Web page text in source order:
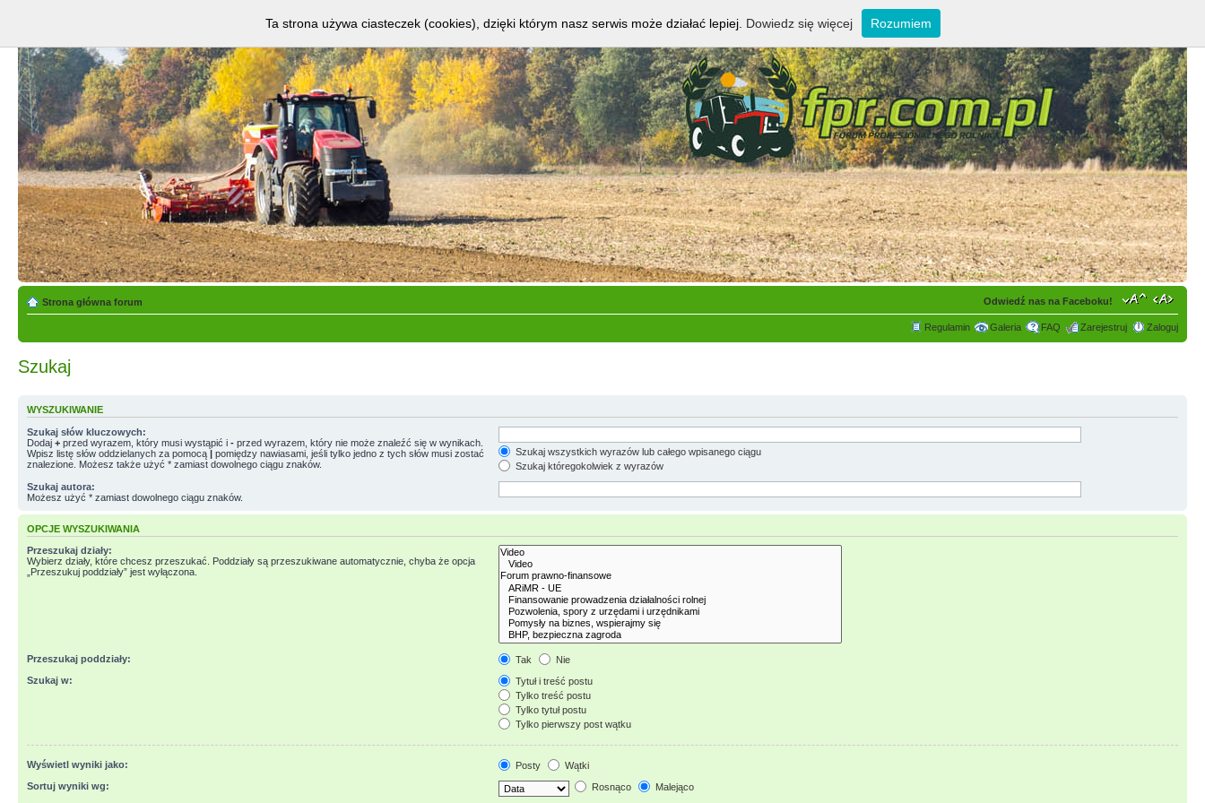
Strona główna forum Odwiedź nas na Faceboku!
Regulamin Galeria FAQ Zarejestruj Zaloguj
Szukaj
WYSZUKIWANIE
Szukaj słów kluczowych:
Dodaj + przed wyrazem, który musi wystąpić i - przed wyrazem, który nie może znaleźć się w wynikach.
Wpisz listę słów oddzielanych za pomocą | pomiędzy nawiasami, jeśli tylko jedno z tych słów musi zostać
znalezione. Możesz także użyć * zamiast dowolnego ciągu znaków.
Szukaj wszystkich wyrazów lub całego wpisanego ciągu
Szukaj któregokolwiek z wyrazów
Szukaj autora:
Możesz użyć * zamiast dowolnego ciągu znaków.
OPCJE WYSZUKIWANIA
Przeszukaj działy:
Wybierz działy, które chcesz przeszukać. Poddziały są przeszukiwane automatycznie, chyba że opcja
„Przeszukuj poddziały” jest wyłączona.
Przeszukaj poddziały: Tak
Nie
Szukaj w:
Tytuł i treść postu
Tylko treść postu
Tylko tytuł postu
Tylko pierwszy post wątku
Wyświetl wyniki jako: Posty
Wątki
Sortuj wyniki wg:
Rosnąco Malejąco
Ta strona używa ciasteczek (cookies), dzięki którym nasz serwis może działać lepiej. Dowiedz się więcej Rozumiem